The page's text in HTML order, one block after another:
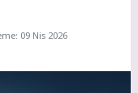
09 Nis 2026